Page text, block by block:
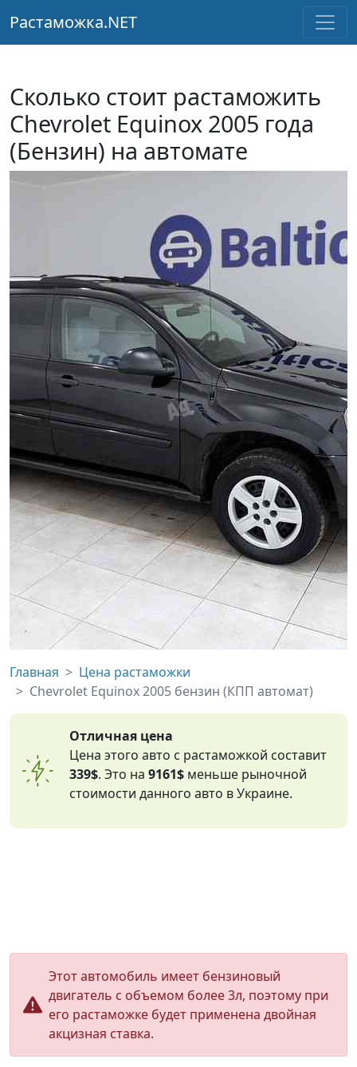
Растаможка.NET
Сколько стоит растаможить
Chevrolet Equinox 2005 года
(Бензин) на автомате
Главная
Цена растаможки
Chevrolet Equinox 2005 бензин (КПП автомат)
Отличная цена
Цена этого авто с растаможкой составит
339$. Это на9161$ меньше рыночной
стоимости данного авто в Украине.
Этот автомобиль имеет бензиновый
двигатель с объемом более 3л, поэтому при
его растаможке будет применена двойная
акцизная ставка.